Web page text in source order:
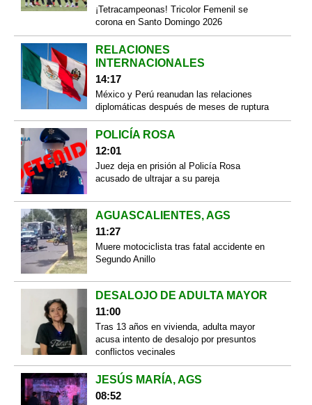
¡Tetracampeonas! Tricolor Femenil se
corona en Santo Domingo 2026
RELACIONES
INTERNACIONALES
14:17
México y Perú reanudan las relaciones
diplomáticas después de meses de ruptura
POLICÍA ROSA
12:01
Juez deja en prisión al Policía Rosa
acusado de ultrajar a su pareja
AGUASCALIENTES, AGS
11:27
Muere motociclista tras fatal accidente en
Segundo Anillo
DESALOJO DE ADULTA MAYOR
11:00
Tras 13 años en vivienda, adulta mayor
acusa intento de desalojo por presuntos
conflictos vecinales
JESÚS MARÍA, AGS
08:52